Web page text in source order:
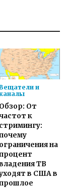
и
Обзор: От
к
стримингу:
ограничения на
ТВ
в США в